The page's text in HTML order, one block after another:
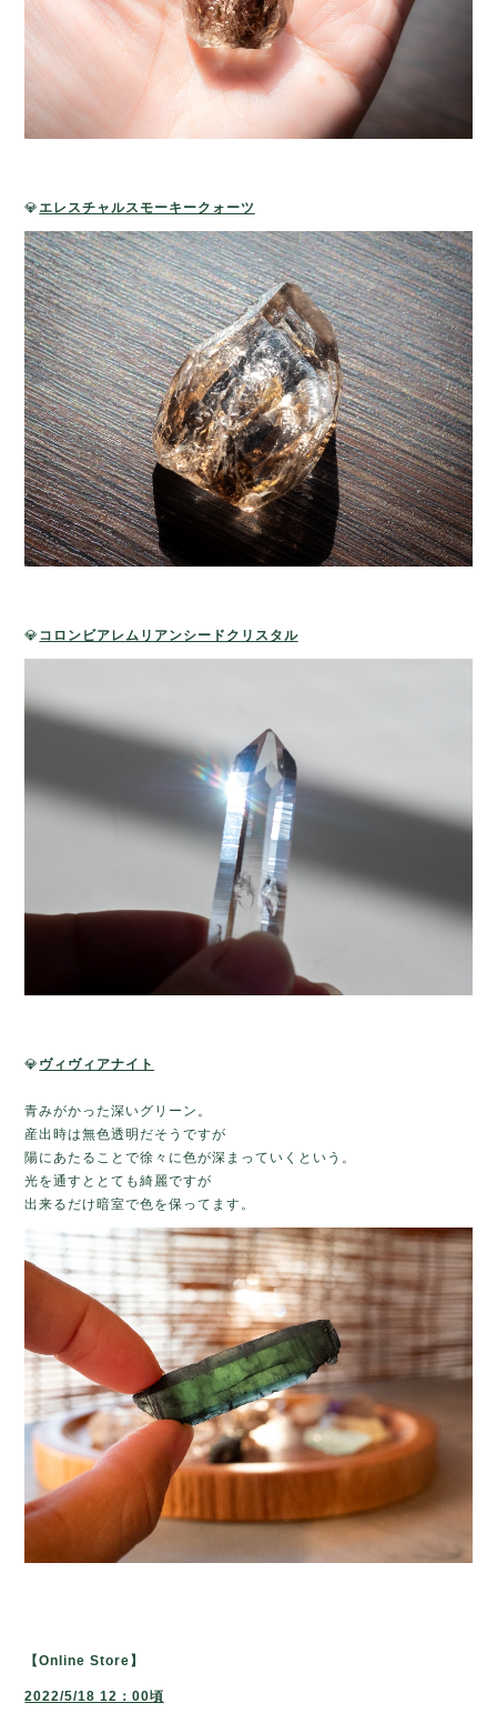
💎エレスチャルスモーキークォーツ
💎コロンビアレムリアンシードクリスタル
💎ヴィヴィアナイト
青みがかった深いグリーン。
産出時は無色透明だそうですが
陽にあたることで徐々に色が深まっていくという。
光を通すととても綺麗ですが
出来るだけ暗室で色を保ってます。
【Online Store】
2022/5/18 12：00頃